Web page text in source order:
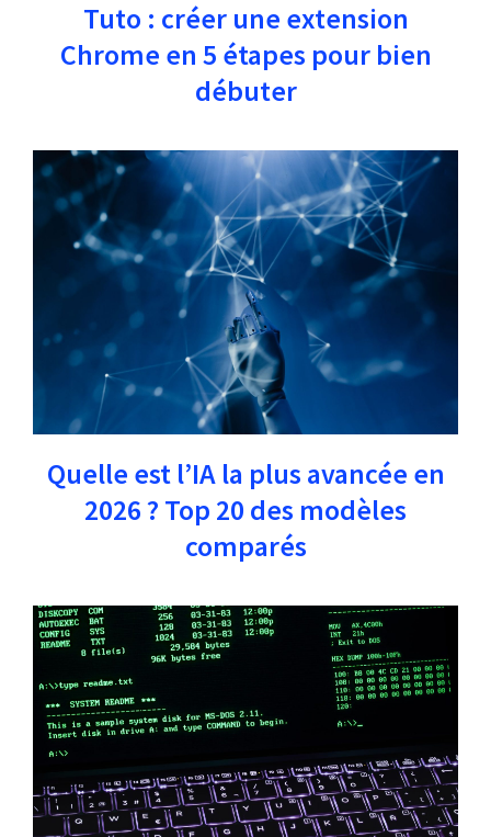
Tuto : créer une extension
Chrome en 5 étapes pour bien
débuter
Quelle est l’IA la plus avancée en
2026 ? Top 20 des modèles
comparés